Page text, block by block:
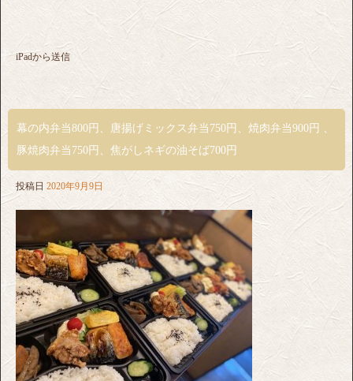
iPadから送信
幕の内弁当800円、唐揚げミックス弁当750円、焼肉弁当900円 、
豚焼肉弁当750円、焦がしネギの油そば700円
投稿日 2020年9月9日